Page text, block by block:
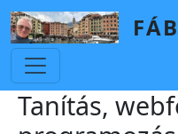
Skip to main content
Tanítás,